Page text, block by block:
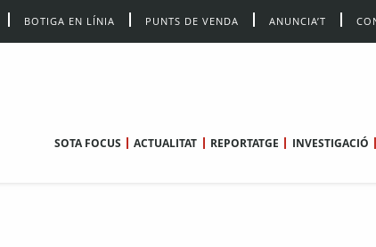
BOTIGA EN LÍNIA PUNTS DE VENDA ANUNCIA’T
SOTA FOCUS ACTUALITAT REPORTATGE INVESTIGACIÓ